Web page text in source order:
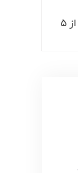
از ۵